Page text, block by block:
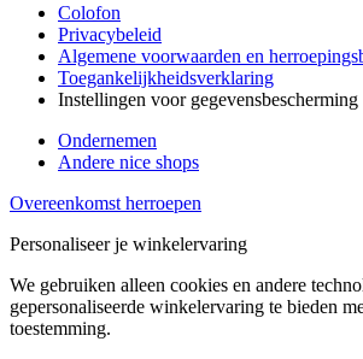
Colofon
Privacybeleid
Algemene voorwaarden en
Toegankelijkheidsverklaring
Instellingen voor gegevensbescherming
Ondernemen
Andere nice shops
Overeenkomst herroepen
Personaliseer je winkelervaring
We gebruiken alleen cookies en andere
gepersonaliseerde winkelervaring te bieden
toestemming.